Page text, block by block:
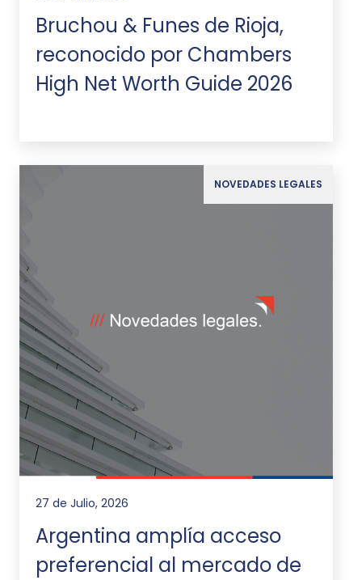
Bruchou & Funes de Rioja,
reconocido por Chambers
High Net Worth Guide 2026
NOVEDADES LEGALES
27 de Julio, 2026
Argentina amplía acceso
preferencial al mercado de